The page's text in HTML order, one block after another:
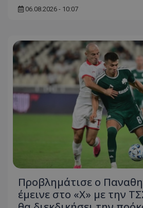
06.08.2026 - 10:07
Προβλημάτισε ο
έμεινε στο «Χ» με την